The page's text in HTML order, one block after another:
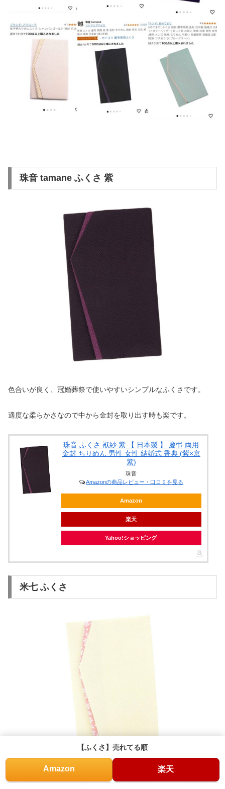
珠音 tamane ふくさ 紫
色合いが良く、冠婚葬祭で使いやすいシンプルなふくさです。
適度な柔らかさなので中から金封を取り出す時も楽です。
珠音 ふくさ 袱紗 紫 【 日本製 】 慶弔 両用
金封 ちりめん 男性 女性 結婚式 香典 (紫×京
紫)
珠音
Amazonの商品レビュー・口コミを見る
Amazon
楽天
Yahoo!ショッピング
米七 ふくさ
ホーム 検索 トップ サイドバー
【ふくさ】売れてる順
Amazon 楽天